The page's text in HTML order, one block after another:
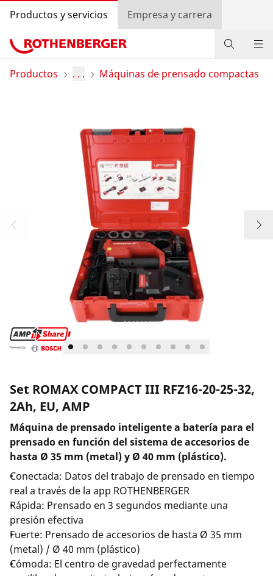
Productos y servicios Empresa y carrera
Productos
Programa bonus ROTHENBERGER
Búsqueda de distribuidores
Entrar
Selección de países
Empresa y carrera
Productos . . . Máquinas de prensado compactas
Set ROMAX COMPACT III RFZ16-20-25-32,
2Ah, EU, AMP
Máquina de prensado inteligente a batería para el
prensado en función del sistema de accesorios de
hasta Ø 35 mm (metal) y Ø 40 mm (plástico).
Conectada: Datos del trabajo de prensado en tiempo
real a través de la app ROTHENBERGER
Rápida: Prensado en 3 segundos mediante una
presión efectiva
Fuerte: Prensado de accesorios de hasta Ø 35 mm
(metal) / Ø 40 mm (plástico)
Cómoda: El centro de gravedad perfectamente